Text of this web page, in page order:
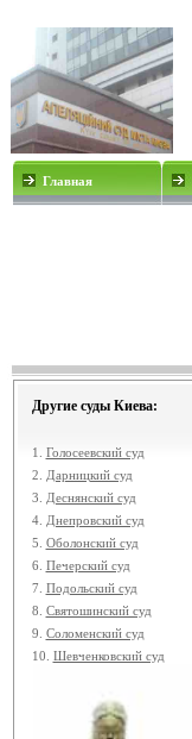
Главная
Другие суды Киева:
1. Голосеевский суд
2.
Дарницкий суд
3.
Деснянский суд
4. Днепровский суд
5. Оболонский суд
6. Печерский суд
7. Подольский суд
8. Святошинский суд
9. Соломенский суд
10. Шевченковский суд